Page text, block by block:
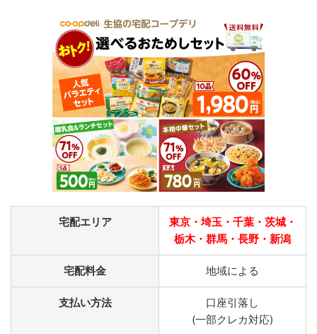
宅配エリア
東京・埼玉・千葉・茨城・
栃木・群馬・長野・新潟
宅配料金 地域による
支払い方法
口座引落し
(一部クレカ対応)